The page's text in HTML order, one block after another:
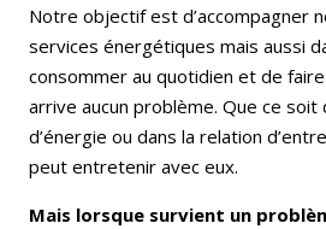
Notre objectif est d’accompagner
services énergétiques mais aussi
consommer au quotidien et de
arrive aucun problème. Que ce soit
d’énergie ou dans la relation
peut entretenir avec eux.
Mais lorsque survient un